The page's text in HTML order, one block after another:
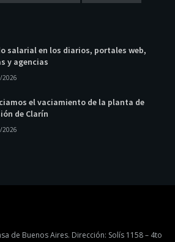
salarial en los diarios, portales web,
y agencias
2026
el vaciamiento de la planta de
de Clarín
2026
de Buenos Aires. Dirección: Solís 1158 – 4to